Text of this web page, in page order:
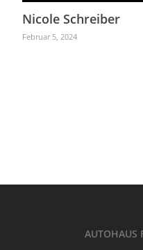
Nicole Schreiber
Februar 5, 2024
AUTOHAUS